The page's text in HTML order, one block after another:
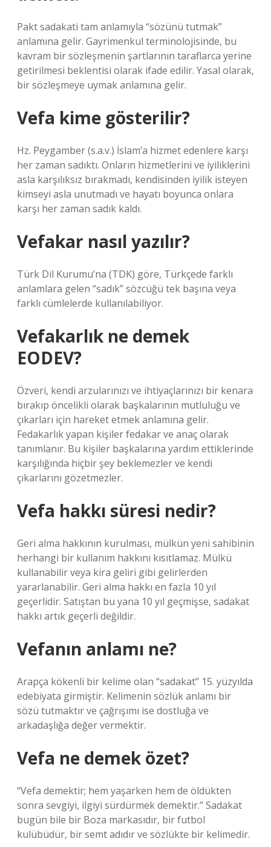
Pakt sadakati tam anlamıyla “sözünü tutmak”
anlamına gelir. Gayrimenkul terminolojisinde, bu
kavram bir sözleşmenin şartlarının taraflarca yerine
getirilmesi beklentisi olarak ifade edilir. Yasal olarak,
bir sözleşmeye uymak anlamına gelir.
Vefa kime gösterilir?
Hz. Peygamber (s.a.v.) İslam’a hizmet edenlere karşı
her zaman sadıktı. Onların hizmetlerini ve iyiliklerini
asla karşılıksız bırakmadı, kendisinden iyilik isteyen
kimseyi asla unutmadı ve hayatı boyunca onlara
karşı her zaman sadık kaldı.
Vefakar nasıl yazılır?
Türk Dil Kurumu’na (TDK) göre, Türkçede farklı
anlamlara gelen “sadık” sözcüğü tek başına veya
farklı cümlelerde kullanılabiliyor.
Vefakarlık ne demek
EODEV?
Özveri, kendi arzularınızı ve ihtiyaçlarınızı bir kenara
bırakıp öncelikli olarak başkalarının mutluluğu ve
çıkarları için hareket etmek anlamına gelir.
Fedakarlık yapan kişiler fedakar ve anaç olarak
tanımlanır. Bu kişiler başkalarına yardım ettiklerinde
karşılığında hiçbir şey beklemezler ve kendi
çıkarlarını gözetmezler.
Vefa hakkı süresi nedir?
Geri alma hakkının kurulması, mülkün yeni sahibinin
herhangi bir kullanım hakkını kısıtlamaz. Mülkü
kullanabilir veya kira geliri gibi gelirlerden
yararlanabilir. Geri alma hakkı en fazla 10 yıl
geçerlidir. Satıştan bu yana 10 yıl geçmişse, sadakat
hakkı artık geçerli değildir.
Vefanın anlamı ne?
Arapça kökenli bir kelime olan “sadakat” 15. yüzyılda
edebiyata girmiştir. Kelimenin sözlük anlamı bir
sözü tutmaktır ve çağrışımı ise dostluğa ve
arkadaşlığa değer vermektir.
Vefa ne demek özet?
“Vefa demektir; hem yaşarken hem de öldükten
sonra sevgiyi, ilgiyi sürdürmek demektir.” Sadakat
bugün bile bir Boza markasıdır, bir futbol
kulübüdür, bir semt adıdır ve sözlükte bir kelimedir.